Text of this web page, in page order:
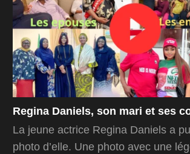
Regina Daniels, son mari et ses
La jeune actrice Regina Daniels a
photo d’elle. Une photo avec une